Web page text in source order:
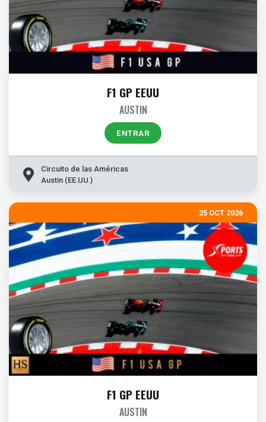
F1 GP EEUU
AUSTIN
ENTRAR
Circuito de las Américas
Austin (EE.UU.)
25 OCT 2026
F1 GP EEUU
AUSTIN